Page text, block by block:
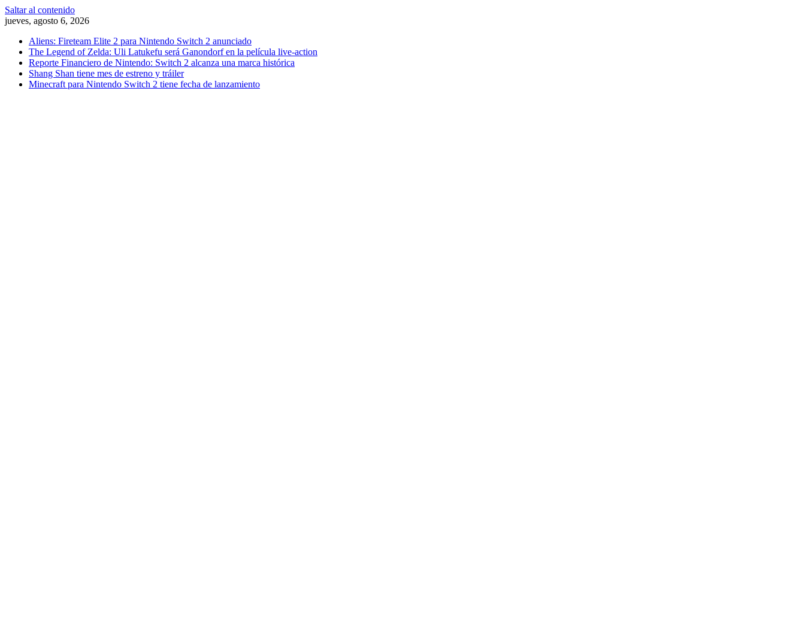
Saltar al contenido
jueves, agosto 6, 2026
Aliens: Fireteam Elite 2 para Nintendo Switch 2 anunciado
The Legend of Zelda: Uli Latukefu será Ganondorf en la película live-action
Reporte Financiero de Nintendo: Switch 2 alcanza una marca histórica
Shang Shan tiene mes de estreno y tráiler
Minecraft para Nintendo Switch 2 tiene fecha de lanzamiento